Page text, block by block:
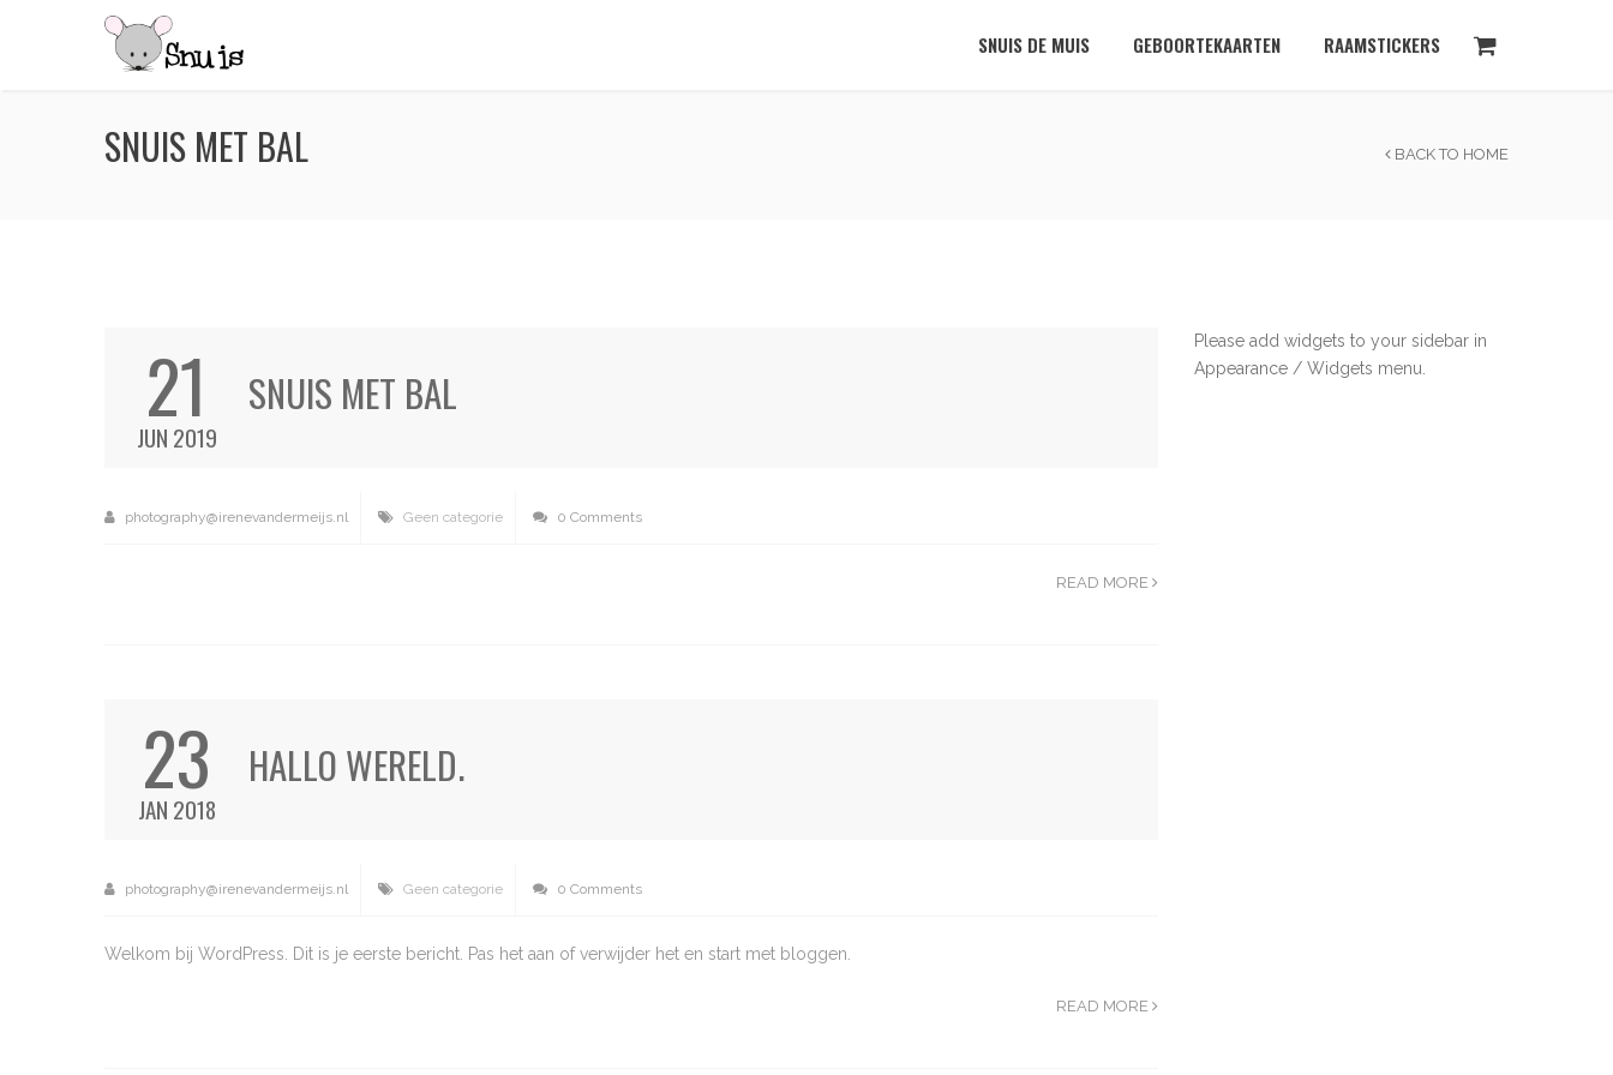
SNUIS DE MUIS GEBOORTEKAARTEN RAAMSTICKERS
SNUIS MET BAL BACK TO HOME
21
JUN 2019
SNUIS MET BAL
photography@irenevandermeijs.nl Geen categorie 0 Comments
READ MORE
23
JAN 2018
HALLO WERELD.
photography@irenevandermeijs.nl Geen categorie 0 Comments
Welkom bij WordPress. Dit is je eerste bericht. Pas het aan of verwijder het en start met bloggen.
READ MORE
Please add widgets to your sidebar in
Appearance / Widgets menu.